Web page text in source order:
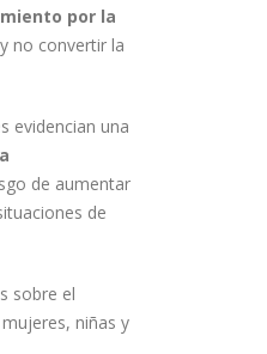
por la
no convertir la
evidencian una
de aumentar
de
sobre el
niñas y